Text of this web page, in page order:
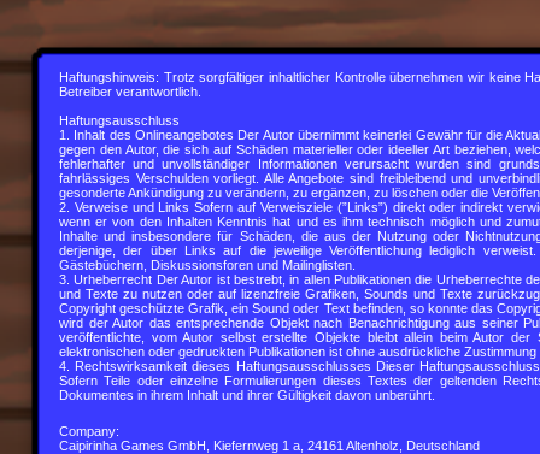
Haftungshinweis: Trotz sorgfältiger inhaltlicher Kontrolle übernehmen wir keine
Betreiber verantwortlich.
Haftungsausschluss
1. Inhalt des Onlineangebotes Der Autor übernimmt keinerlei Gewähr für die
gegen den Autor, die sich auf Schäden materieller oder ideeller Art beziehen,
fehlerhafter und unvollständiger Informationen verursacht wurden sind
fahrlässiges Verschulden vorliegt. Alle Angebote sind freibleibend und
gesonderte Ankündigung zu verändern, zu ergänzen, zu löschen oder die
2. Verweise und Links Sofern auf Verweisziele (”Links”) direkt oder indirekt
wenn er von den Inhalten Kenntnis hat und es ihm technisch möglich und
Inhalte und insbesondere für Schäden, die aus der Nutzung oder
derjenige, der über Links auf die jeweilige Veröffentlichung lediglich
Gästebüchern, Diskussionsforen und Mailinglisten.
3. Urheberrecht Der Autor ist bestrebt, in allen Publikationen die Urheberrechte
und Texte zu nutzen oder auf lizenzfreie Grafiken, Sounds und Texte
Copyright geschützte Grafik, ein Sound oder Text befinden, so konnte das
wird der Autor das entsprechende Objekt nach Benachrichtigung aus seiner
veröffentlichte, vom Autor selbst erstellte Objekte bleibt allein beim Autor
elektronischen oder gedruckten Publikationen ist ohne ausdrückliche
4. Rechtswirksamkeit dieses Haftungsausschlusses Dieser
Sofern Teile oder einzelne Formulierungen dieses Textes der geltenden
Dokumentes in ihrem Inhalt und ihrer Gültigkeit davon unberührt.
Company:
Caipirinha Games GmbH, Kiefernweg 1 a, 24161 Altenholz, Deutschland